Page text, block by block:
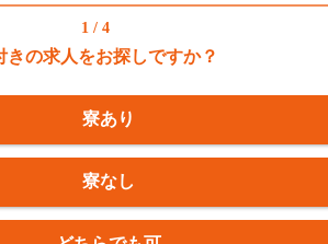
1 / 4
きの求人をお探しですか？
寮あり
寮なし